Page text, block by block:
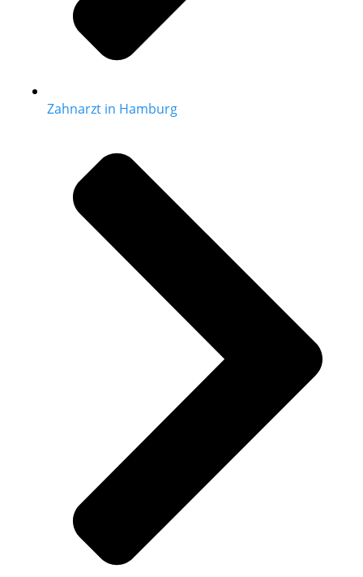
Zahnarzt in Hamburg